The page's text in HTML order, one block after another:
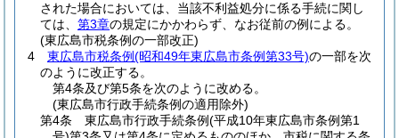
された場合においては、当該不利益処分に係る手続に関し
ては、 第3章の規定にかかわらず、なお従前の例による。
(東広島市税条例の一部改正)
4
東広島市税条例(昭和49年東広島市条例第33号)の一部を次
のように改正する。
第4条及び第5条を次のように改める。
(東広島市行政手続条例の適用除外)
第4条
東広島市行政手続条例(平成10年東広島市条例第1